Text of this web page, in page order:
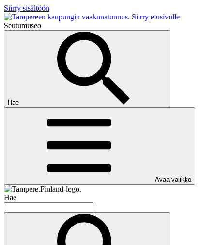
Siirry sisältöön
Siirry etusivulle
Seutumuseo
Hae
Avaa valikko
Hae